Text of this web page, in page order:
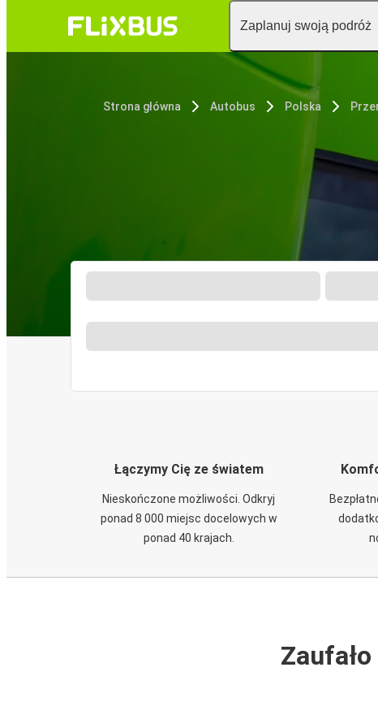
Zaplanuj swoją podróż
Strona główna Autobus Polska
Łączymy Cię ze światem
Nieskończone możliwości. Odkryj
ponad 8 000 miejsc docelowych w
ponad 40 krajach.